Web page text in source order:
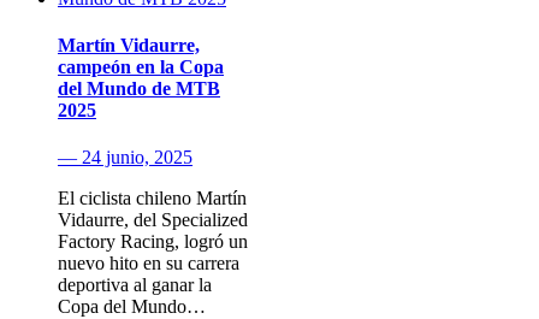
Martín Vidaurre,
campeón en la Copa
del Mundo de MTB
2025
— 24 junio, 2025
El ciclista chileno Martín
Vidaurre, del Specialized
Factory Racing, logró un
nuevo hito en su carrera
deportiva al ganar la
Copa del Mundo…